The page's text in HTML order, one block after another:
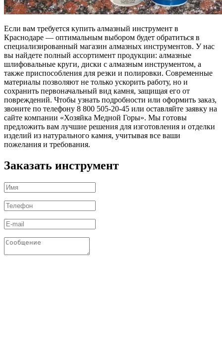
Если вам требуется купить алмазный инструмент в
Краснодаре — оптимальным выбором будет обратиться в
специализированный магазин алмазных инструментов. У нас
вы найдете полный ассортимент продукции: алмазные
шлифовальные круги, диски с алмазным инструментом, а
также приспособления для резки и полировки. Современные
материалы позволяют не только ускорить работу, но и
сохранить первоначальный вид камня, защищая его от
повреждений. Чтобы узнать подробности или оформить заказ,
звоните по телефону 8 800 505-20-45 или оставляйте заявку на
сайте компании «Хозяйка Медной Горы». Мы готовы
предложить вам лучшие решения для изготовления и отделки
изделий из натурального камня, учитывая все ваши
пожелания и требования.
Заказать инструмент